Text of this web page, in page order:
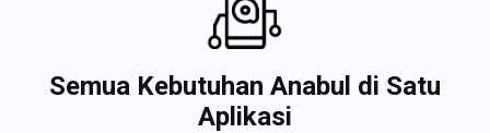
Semua Kebutuhan Anabul di Satu
Aplikasi